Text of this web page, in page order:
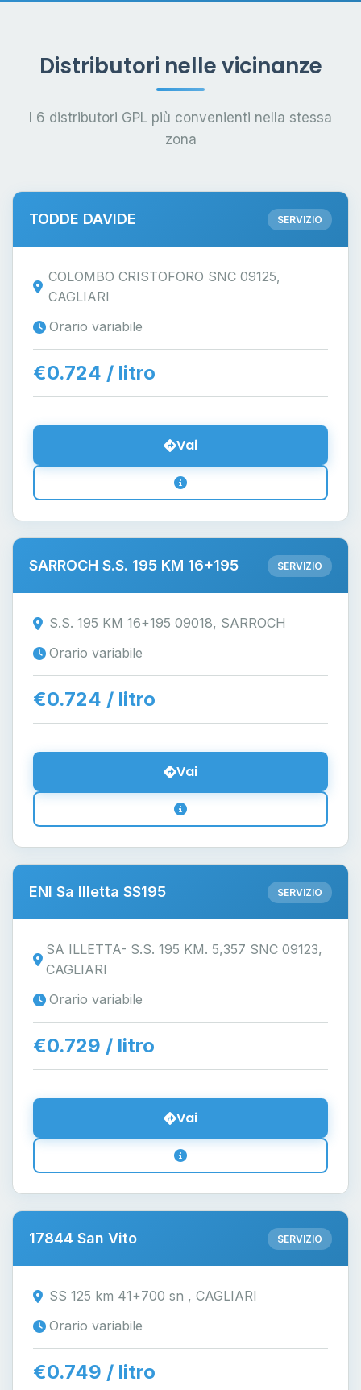
Distributori nelle vicinanze
I 6 distributori GPL più convenienti nella stessa
zona
TODDE DAVIDE SERVIZIO
COLOMBO CRISTOFORO SNC 09125,
CAGLIARI
Orario variabile
€0.724 / litro
Vai
SARROCH S.S. 195 KM 16+195 SERVIZIO
S.S. 195 KM 16+195 09018, SARROCH
Orario variabile
€0.724 / litro
Vai
ENI Sa Illetta SS195 SERVIZIO
SA ILLETTA- S.S. 195 KM. 5,357 SNC 09123,
CAGLIARI
Orario variabile
€0.729 / litro
Vai
17844 San Vito SERVIZIO
SS 125 km 41+700 sn , CAGLIARI
Orario variabile
€0.749 / litro